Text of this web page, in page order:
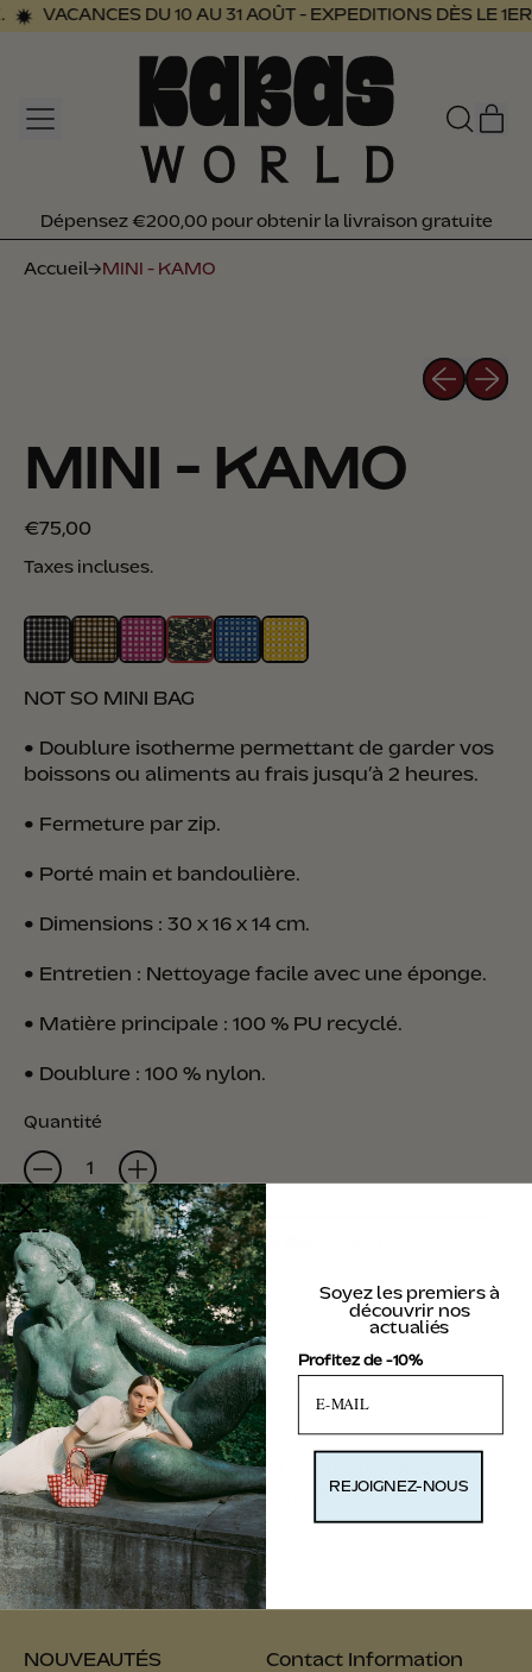
VACANCES DU 10 AU 31 AOÛT - EXPEDITIONS DÈS LE
MENU
Dépensez €200,00 pour obtenir la livraison gratuite
Dépensez €200,00 pour obtenir la livraison gratuite
Accueil→ MINI - KAMO
MINI - KAMO
Prix normal
€75,00
Taxes incluses.
NOT SO MINI BAG
• Doublure isotherme permettant de garder vos
boissons ou aliments au frais jusqu’à 2 heures.
• Fermeture par zip.
• Porté main et bandoulière.
• Dimensions : 30 x 16 x 14 cm.
• Entretien : Nettoyage facile avec une éponge.
• Matière principale : 100 % PU recyclé.
• Doublure : 100 % nylon.
Quantité
AJOUTER AU PANIER
Envie d’un peu plus de KABAS dans votre
quotidien ? C’est par là. Contactez-nous :
contact@kabasbag.com
Instagram
TikTokEmail
NOUVEAUTÉS Contact Information
Soyez les premiers à
découvrir nos
actualiés
Profitez de -10%
REJOIGNEZ-NOUS